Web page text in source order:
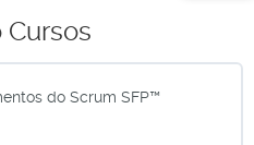
Cursos
do Scrum SFP™